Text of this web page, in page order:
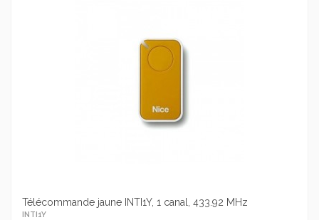
Télécommande jaune INTI1Y, 1 canal, 433.92 MHz
INTI1Y